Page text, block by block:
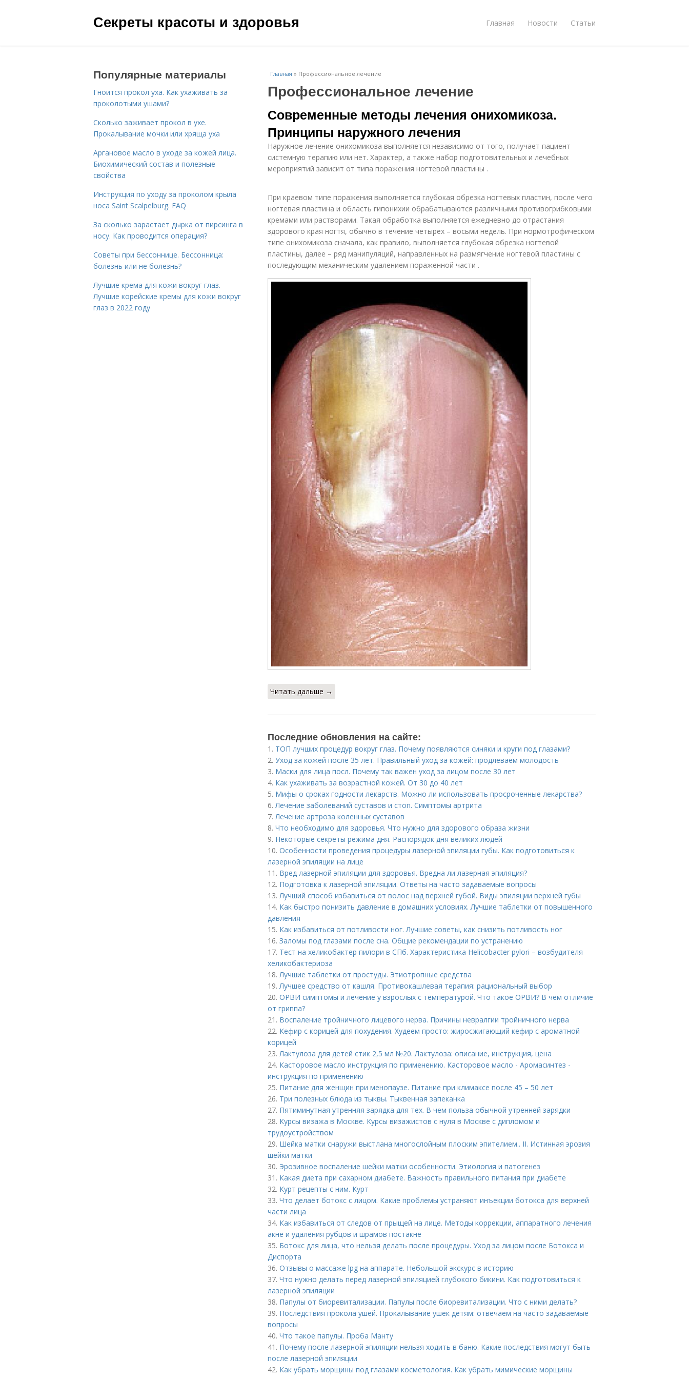
Секреты красоты и здоровья Главная Новости Статьи
Главная » Профессиональное лечение
Профессиональное лечение
Современные методы лечения онихомикоза.
Принципы наружного лечения
Наружное лечение онихомикоза выполняется независимо от того, получает пациент
системную терапию или нет. Характер, а также набор подготовительных и лечебных
мероприятий зависит от типа поражения ногтевой пластины .
При краевом типе поражения выполняется глубокая обрезка ногтевых пластин, после чего
ногтевая пластина и область гипонихии обрабатываются различными противогрибковыми
кремами или растворами. Такая обработка выполняется ежедневно до отрастания
здорового края ногтя, обычно в течение четырех – восьми недель. При нормотрофическом
типе онихомикоза сначала, как правило, выполняется глубокая обрезка ногтевой
пластины, далее – ряд манипуляций, направленных на размягчение ногтевой пластины с
последующим механическим удалением пораженной части .
Читать дальше →
Последние обновления на сайте:
1. ТОП лучших процедур вокруг глаз. Почему появляются синяки и круги под глазами?
2. Уход за кожей после 35 лет. Правильный уход за кожей: продлеваем молодость
3. Маски для лица посл. Почему так важен уход за лицом после 30 лет
4. Как ухаживать за возрастной кожей. От 30 до 40 лет
5. Мифы о сроках годности лекарств. Можно ли использовать просроченные лекарства?
6.Лечение заболеваний суставов и стоп. Симптомы артрита
7.Лечение артроза коленных суставов
8. Что необходимо для здоровья. Что нужно для здорового образа жизни
9. Некоторые секреты режима дня. Распорядок дня великих людей
10. Особенности проведения процедуры лазерной эпиляции губы. Как подготовиться к
лазерной эпиляции на лице
11. Вред лазерной эпиляции для здоровья. Вредна ли лазерная эпиляция?
12. Подготовка к лазерной эпиляции. Ответы на часто задаваемые вопросы
13.Лучший способ избавиться от волос над верхней губой. Виды эпиляции верхней губы
14. Как быстро понизить давление в домашних условиях. Лучшие таблетки от повышенного
давления
15. Как избавиться от потливости ног. Лучшие советы, как снизить потливость ног
16. Заломы под глазами после сна. Общие рекомендации по устранению
17. Тест на хеликобактер пилори в СПб. Характеристика Helicobacter pylori – возбудителя
хеликобактериоза
18.Лучшие таблетки от простуды. Этиотропные средства
19.Лучшее средство от кашля. Противокашлевая терапия: рациональный выбор
20. ОРВИ симптомы и лечение у взрослых с температурой. Что такое ОРВИ? В чём отличие
от гриппа?
21. Воспаление тройничного лицевого нерва. Причины невралгии тройничного нерва
22. Кефир с корицей для похудения. Худеем просто: жиросжигающий кефир с ароматной
корицей
23.Лактулоза для детей стик 2,5 мл №20. Лактулоза: описание, инструкция, цена
24. Касторовое масло инструкция по применению. Касторовое масло - Аромасинтез -
инструкция по применению
25. Питание для женщин при менопаузе. Питание при климаксе после 45 – 50 лет
26. Три полезных блюда из тыквы. Тыквенная запеканка
27. Пятиминутная утренняя зарядка для тех. В чем польза обычной утренней зарядки
28. Курсы визажа в Москве. Курсы визажистов с нуля в Москве с дипломом и
трудоустройством
29. Шейка матки снаружи выстлана многослойным плоским эпителием.. II. Истинная эрозия
шейки матки
30. Эрозивное воспаление шейки матки особенности. Этиология и патогенез
31. Какая диета при сахарном диабете. Важность правильного питания при диабете
32. Курт рецепты с ним. Курт
33. Что делает ботокс с лицом. Какие проблемы устраняют инъекции ботокса для верхней
части лица
34. Как избавиться от следов от прыщей на лице. Методы коррекции, аппаратного лечения
акне и удаления рубцов и шрамов постакне
35. Ботокс для лица, что нельзя делать после процедуры. Уход за лицом после Ботокса и
Диспорта
36. Отзывы о массаже lpg на аппарате. Небольшой экскурс в историю
37. Что нужно делать перед лазерной эпиляцией глубокого бикини. Как подготовиться к
лазерной эпиляции
38. Папулы от биоревитализации. Папулы после биоревитализации. Что с ними делать?
39. Последствия прокола ушей. Прокалывание ушек детям: отвечаем на часто задаваемые
вопросы
40. Что такое папулы. Проба Манту
41. Почему после лазерной эпиляции нельзя ходить в баню. Какие последствия могут быть
после лазерной эпиляции
42. Как убрать морщины под глазами косметология. Как убрать мимические морщины
Популярные материалы
Гноится прокол уха. Как ухаживать за
проколотыми ушами?
Сколько заживает прокол в ухе.
Прокалывание мочки или хряща уха
Аргановое масло в уходе за кожей лица.
Биохимический состав и полезные
свойства
Инструкция по уходу за проколом крыла
носа Saint Scalpelburg. FAQ
За сколько зарастает дырка от пирсинга в
носу. Как проводится операция?
Советы при бессоннице. Бессонница:
болезнь или не болезнь?
Лучшие крема для кожи вокруг глаз.
Лучшие корейские кремы для кожи вокруг
глаз в 2022 году